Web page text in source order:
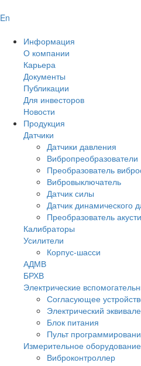
En
Информация
О компании
Карьера
Документы
Публикации
Для инвесторов
Новости
Продукция
Датчики
Датчики давления
Вибропреобразователи
Преобразователь
Вибровыключатель
Датчик силы
Датчик динамического
Преобразователь
Калибраторы
Усилители
Корпус-шасси
АДМВ
БРХВ
Электрические
Согласующее
Электрический
Блок питания
Пульт
Измерительное оборудование
Виброконтроллер